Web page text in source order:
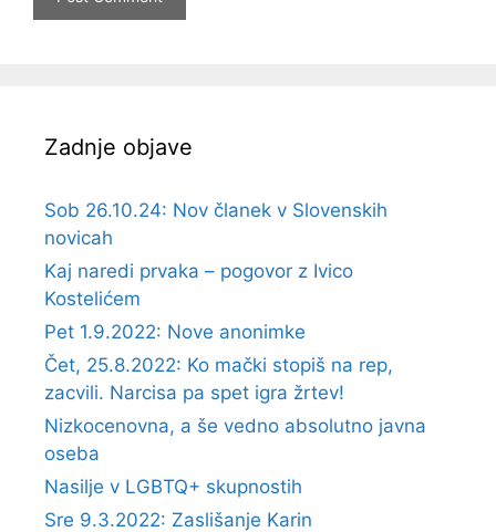
Zadnje objave
Sob 26.10.24: Nov članek v Slovenskih
novicah
Kaj naredi prvaka – pogovor z Ivico
Kostelićem
Pet 1.9.2022: Nove anonimke
Čet, 25.8.2022: Ko mački stopiš na rep,
zacvili. Narcisa pa spet igra žrtev!
Nizkocenovna, a še vedno absolutno javna
oseba
Nasilje v LGBTQ+ skupnostih
Sre 9.3.2022: Zaslišanje Karin